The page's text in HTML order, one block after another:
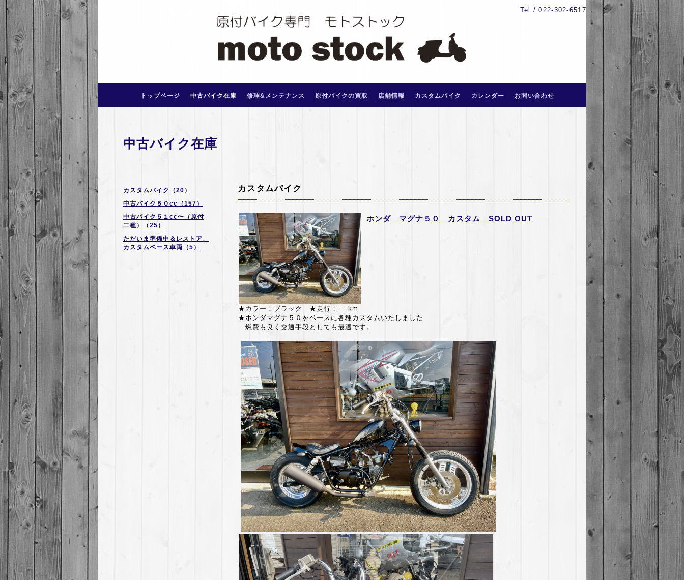
Tel / 022-302-6517
トップページ 中古バイク在庫 修理&メンテナンス 原付バイクの買取 店舗情報 カスタムバイク カレンダー お問い合わせ
カスタムバイク（20）
中古バイク５０cc（157）
中古バイク５１cc〜（原付
二種）（25）
ただいま準備中＆レストア、
カスタムベース車両（5）
中古バイク在庫
カスタムバイク
ホンダ マグナ５０ カスタム SOLD OUT
★カラー：ブラック ★走行：----km
★ホンダマグナ５０をベースに各種カスタムいたしました
燃費も良く交通手段としても最適です。